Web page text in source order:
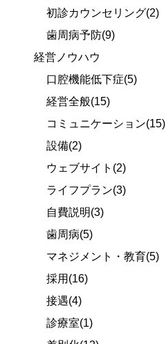
初診カウンセリング(2)
歯周病予防(9)
経営ノウハウ
口腔機能低下症(5)
経営全般(15)
コミュニケーション(15)
設備(2)
ウェブサイト(2)
ライフプラン(3)
自費説明(3)
歯周病(5)
マネジメント・教育(5)
採用(16)
接遇(4)
診療室(1)